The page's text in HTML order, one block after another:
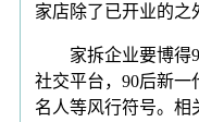
家店除了已开业的之
家拆企业要博得90
社交平台，90后新一
名人等风行符号。相